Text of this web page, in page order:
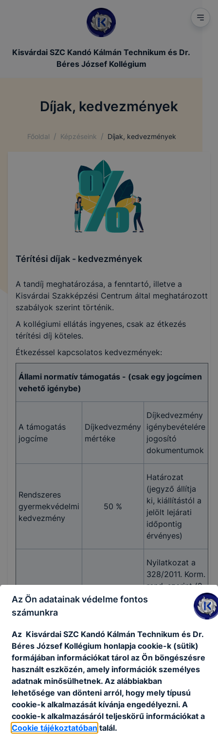
Kisvárdai SZC Kandó Kálmán Technikum és Dr.
Béres József Kollégium
Díjak, kedvezmények
Főoldal / Képzéseink / Díjak, kedvezmények
Térítési díjak - kedvezmények
A tandíj meghatározása, a fenntartó, illetve a
Kisvárdai Szakképzési Centrum által meghatározott
szabályok szerint történik.
A kollégiumi ellátás ingyenes, csak az étkezés
térítési díj köteles.
Étkezéssel kapcsolatos kedvezmények:
Állami normatív támogatás - (csak egy jogcímen
vehető igénybe)
A támogatás
jogcíme
Díjkedvezmény
mértéke
Díjkedvezmény
igénybevételére
jogosító
dokumentumok
Rendszeres
gyermekvédelmi
kedvezmény
50 %
Határozat
(jegyző állítja
ki, kiállítástól a
jelölt lejárati
időpontig
érvényes)
Tartósan beteg
vagy
fogyatékos
gyermek (SNI)
50 %
Nyilatkozat a
328/2011. Korm.
rend. szerint (2.
számú
melléklet) ÉS
magasabb
összegű családi
pótlékról.
Kormányhivatali
igazolás
hiányában:
- tartós
Az Ön adatainak védelme fontos
számunkra
Az Kisvárdai SZC Kandó Kálmán Technikum és Dr.
Béres József Kollégium honlapja cookie-k (sütik)
formájában információkat tárol az Ön böngészésre
használt eszközén, amely információk személyes
adatnak minősülhetnek. Az alábbiakban
lehetősége van dönteni arról, hogy mely típusú
cookie-k alkalmazását kívánja engedélyezni. A
cookie-k alkalmazásáról teljeskörű információkat a
Cookie tájékoztatóban talál.